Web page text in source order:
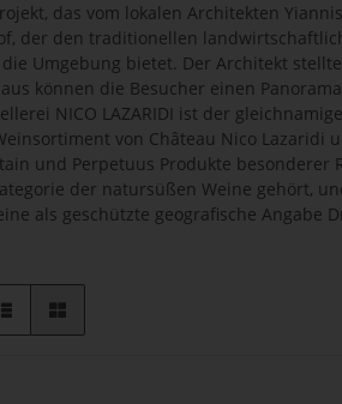
das vom lokalen Architekten
der den traditionellen
Umgebung bietet. Der Architekt
können die Besucher einen
NICO LAZARIDI ist der
von Château Nico
und Perpetuus Produkte
der natursüßen Weine gehört,
als geschützte geografische Angabe